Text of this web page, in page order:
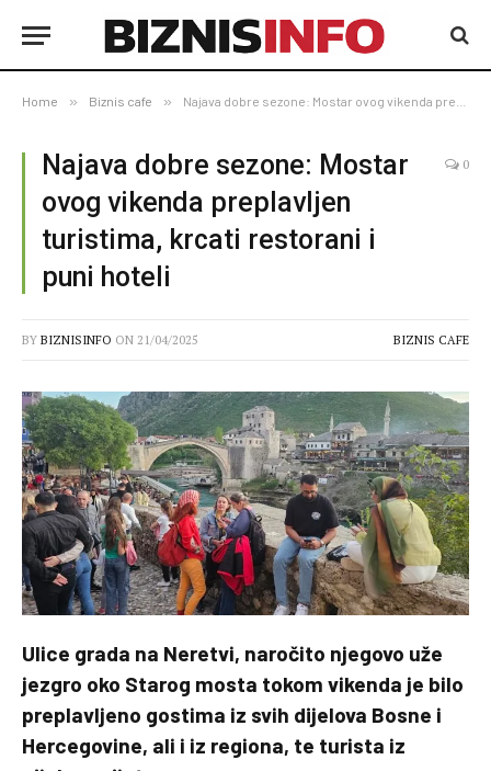
Home » Biznis cafe » Najava dobre sezone: Mostar ovog vikenda preplavljen turistima, krcati restorani i puni hoteli
Najava dobre sezone: Mostar
ovog vikenda preplavljen
turistima, krcati restorani i
puni hoteli
0
BY BIZNISINFO ON 21/04/2025 BIZNIS CAFE
Ulice grada na Neretvi, naročito njegovo uže
jezgro oko Starog mosta tokom vikenda je bilo
preplavljeno gostima iz svih dijelova Bosne i
Hercegovine, ali i iz regiona, te turista iz